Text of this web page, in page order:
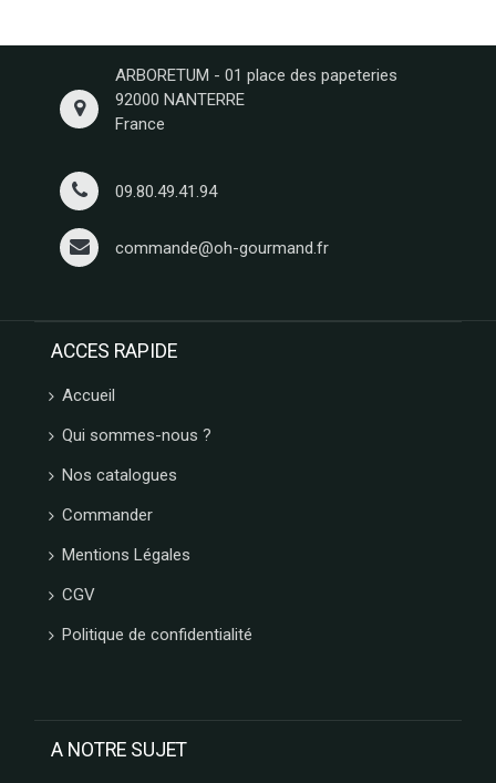
ARBORETUM - 01 place des papeteries
92000 NANTERRE
France
09.80.49.41.94
commande@oh-gourmand.fr
ACCES RAPIDE
Accueil
Qui sommes-nous ?
Nos catalogues
Commander
Mentions Légales
CGV
Politique de confidentialité
A NOTRE SUJET